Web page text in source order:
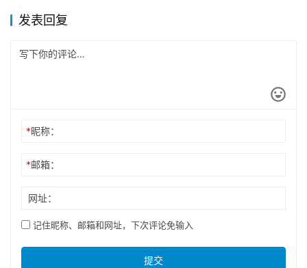
发表回复
*昵称：
*邮箱：
网址：
记住昵称、邮箱和网址，下次评论免输入
提交